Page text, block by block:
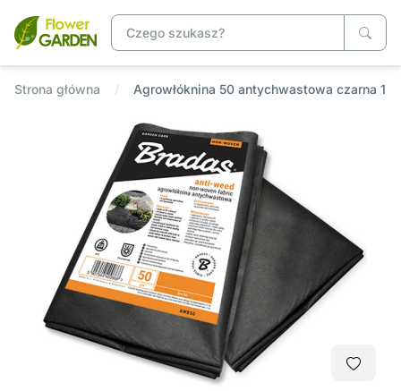
Strona główna Agrowłóknina 50 antychwastowa czarna